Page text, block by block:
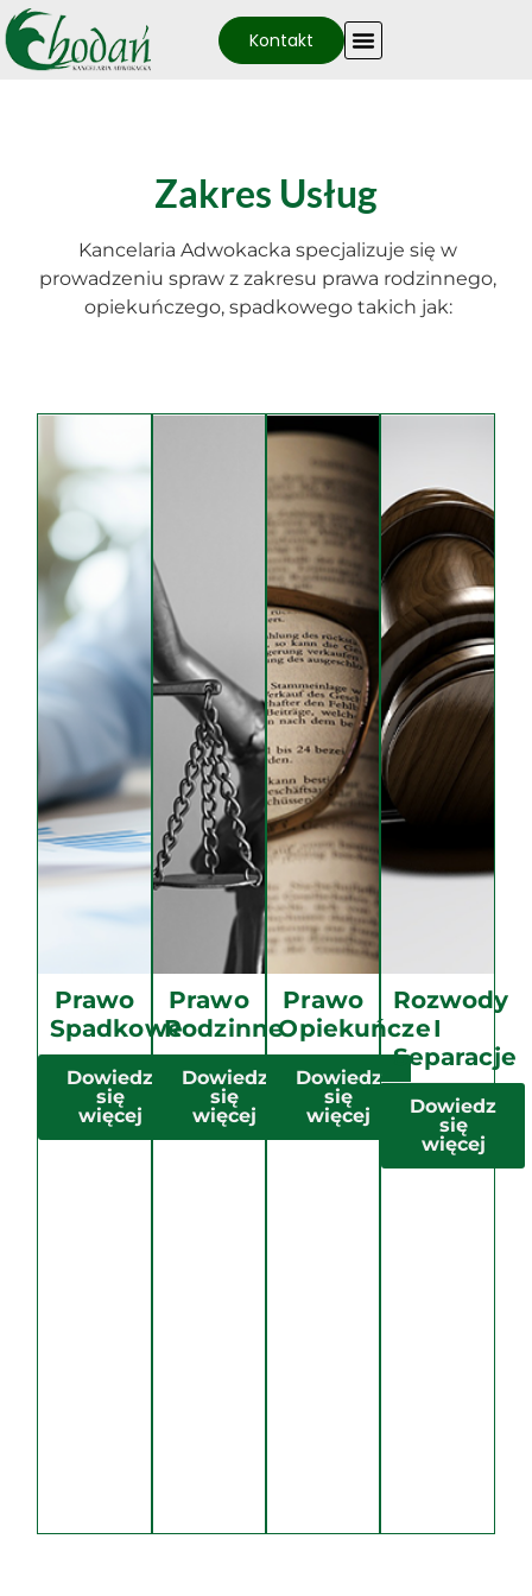
Kontakt
Zakres Usług
Kancelaria Adwokacka specjalizuje się w
prowadzeniu spraw z zakresu prawa rodzinnego,
opiekuńczego, spadkowego takich jak:
Prawo
Spadkowe
Dowiedz
się
więcej
Prawo
Rodzinne
Dowiedz
się
więcej
Prawo
Opiekuńcze​
Dowiedz
się
więcej
Rozwody
I
Separacje
Dowiedz
się
więcej